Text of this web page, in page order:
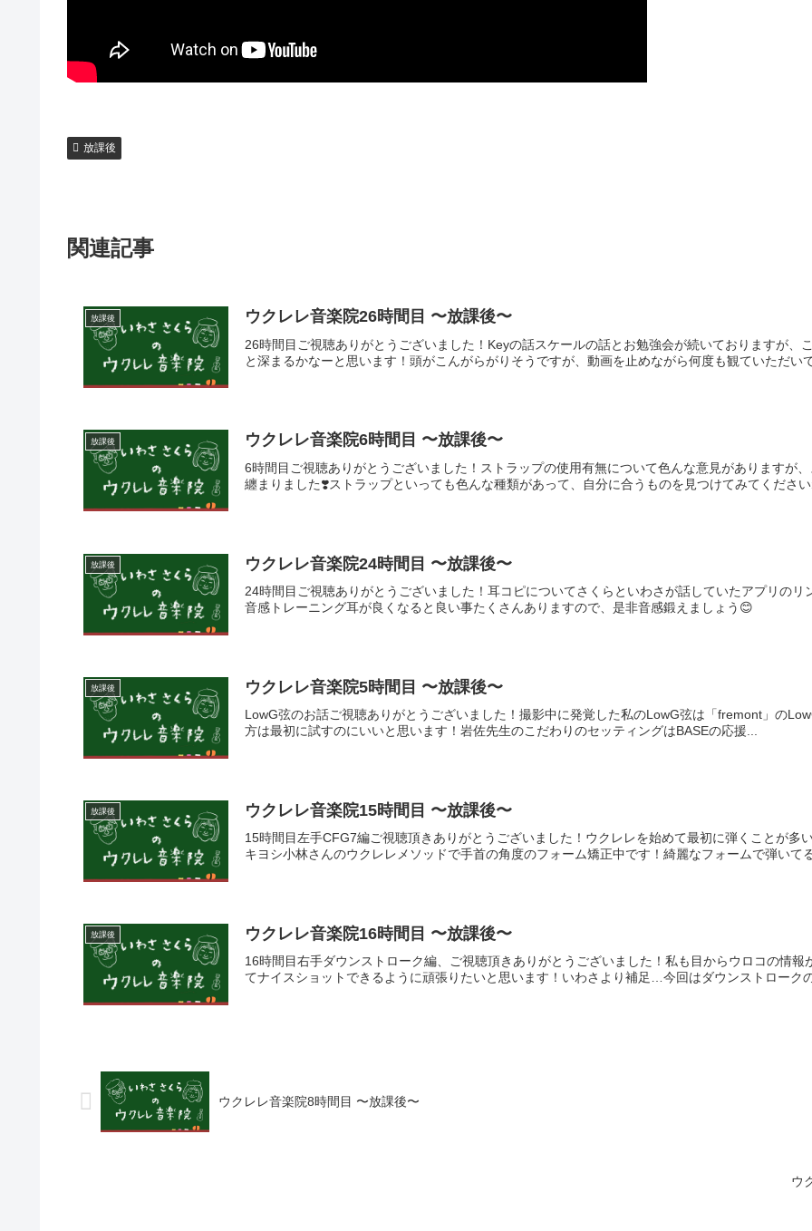
放課後
関連記事
放課後 ウクレレ音楽院26時間目 〜放課後〜
26時間目ご視聴ありがとうございました！Keyの話スケールの話とお勉強会が続いておりますが、
と深まるかなーと思います！頭がこんがらがりそうですが、動画を止めながら何度も観ていただい
放課後 ウクレレ音楽院6時間目 〜放課後〜
6時間目ご視聴ありがとうございました！ストラップの使用有無について色んな意見がありますが
纏まりました❣️ストラップといっても色んな種類があって、自分に合うものを見つけてみてくださ
放課後 ウクレレ音楽院24時間目 〜放課後〜
24時間目ご視聴ありがとうございました！耳コピについてさくらといわさが話していたアプリの
音感トレーニング耳が良くなると良い事たくさんありますので、是非音感鍛えましょう😊
放課後 ウクレレ音楽院5時間目 〜放課後〜
LowG弦のお話ご視聴ありがとうございました！撮影中に発覚した私のLowG弦は「fremont」の
方は最初に試すのにいいと思います！岩佐先生のこだわりのセッティングはBASEの応援...
放課後 ウクレレ音楽院15時間目 〜放課後〜
15時間目左手CFG7編ご視聴頂きありがとうございました！ウクレレを始めて最初に弾くことが多
キヨシ小林さんのウクレレメソッドで手首の角度のフォーム矯正中です！綺麗なフォームで弾いて
放課後 ウクレレ音楽院16時間目 〜放課後〜
16時間目右手ダウンストローク編、ご視聴頂きありがとうございました！私も目からウロコの情
てナイスショットできるように頑張りたいと思います！いわさより補足…今回はダウンストローク
ウクレレ音楽院8時間目 〜放課後〜
ウ